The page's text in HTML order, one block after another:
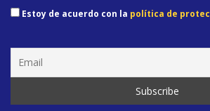
Estoy de acuerdo con la política de